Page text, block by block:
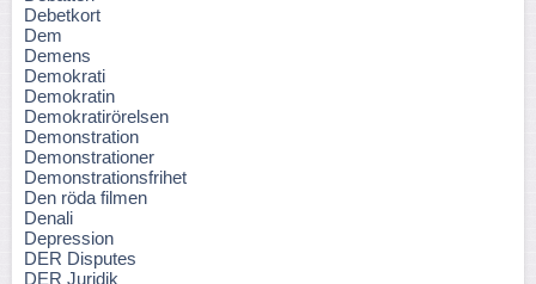
Debetkort
Dem
Demens
Demokrati
Demokratin
Demokratirörelsen
Demonstration
Demonstrationer
Demonstrationsfrihet
Den röda filmen
Denali
Depression
DER Disputes
DER Juridik